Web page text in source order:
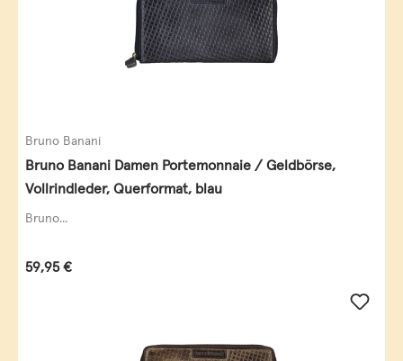
Bruno Banani
Bruno Banani Damen Portemonnaie / Geldbörse,
Vollrindleder, Querformat, blau
Bruno...
Regulärer Preis:
59,95 €